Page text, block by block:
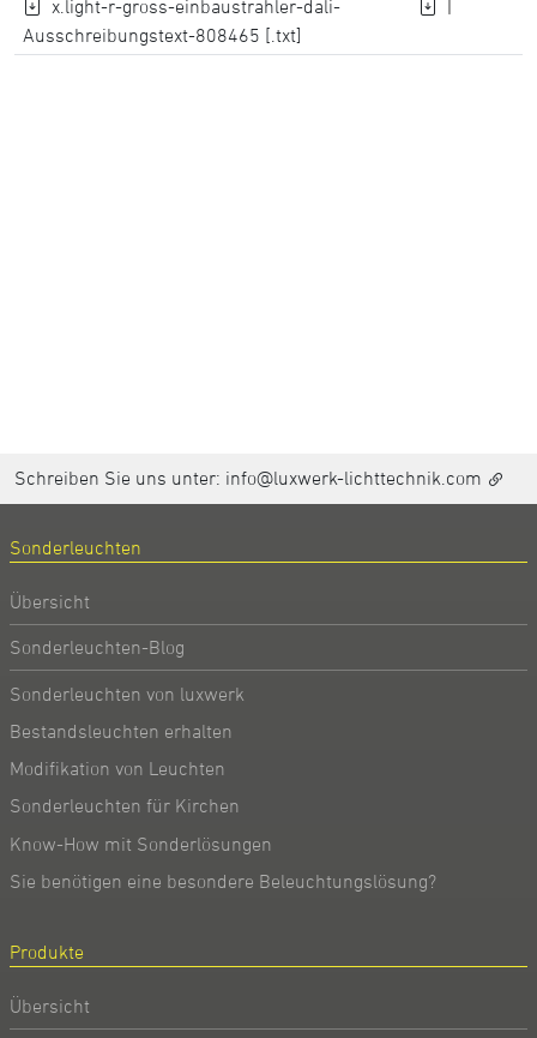
x.light-r-gross-einbaustrahler-dali-
Ausschreibungstext-808465 [.txt]
|
Schreiben Sie uns unter: info@luxwerk-lichttechnik.com
Sonderleuchten
Übersicht
Sonderleuchten-Blog
Sonderleuchten von luxwerk
Bestandsleuchten erhalten
Modifikation von Leuchten
Sonderleuchten für Kirchen
Know-How mit Sonderlösungen
Sie benötigen eine besondere Beleuchtungslösung?
Produkte
Übersicht